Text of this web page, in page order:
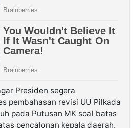
Presiden segera
pembahasan revisi UU Pilkada
pada Putusan MK soal batas
pencalonan kepala daerah.